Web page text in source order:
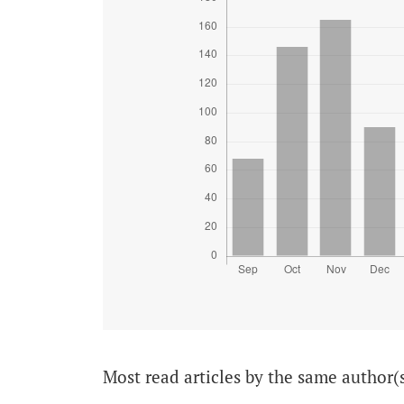
Most read articles by the same